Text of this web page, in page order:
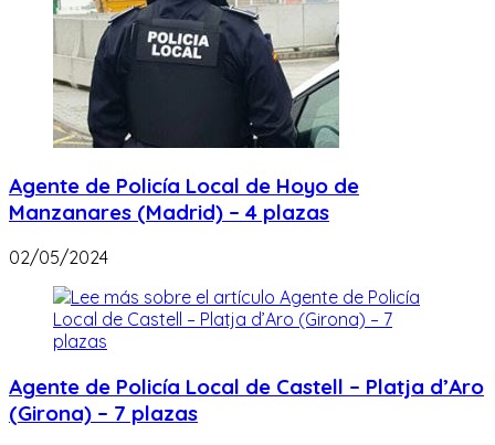
Agente de Policía Local de Hoyo de
Manzanares (Madrid) – 4 plazas
02/05/2024
Agente de Policía Local de Castell – Platja d’Aro
(Girona) – 7 plazas